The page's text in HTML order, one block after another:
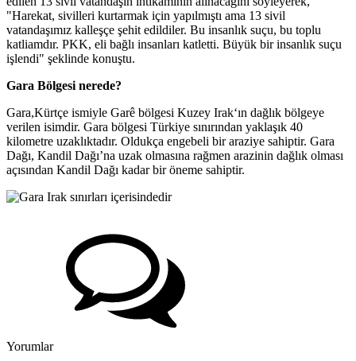
"Harekat, sivilleri kurtarmak için yapılmıştı ama 13 sivil
vatandaşımız kalleşçe şehit edildiler. Bu insanlık suçu, bu toplu
katliamdır. PKK, eli bağlı insanları katletti. Büyük bir insanlık suçu
işlendi" şeklinde konuştu.
Gara Bölgesi nerede?
Gara,Kürtçe ismiyle Garê bölgesi Kuzey Irak‘ın dağlık bölgeye
verilen isimdir. Gara bölgesi Türkiye sınırından yaklaşık 40
kilometre uzaklıktadır. Oldukça engebeli bir araziye sahiptir. Gara
Dağı, Kandil Dağı’na uzak olmasına rağmen arazinin dağlık olması
açısından Kandil Dağı kadar bir öneme sahiptir.
Yorumlar